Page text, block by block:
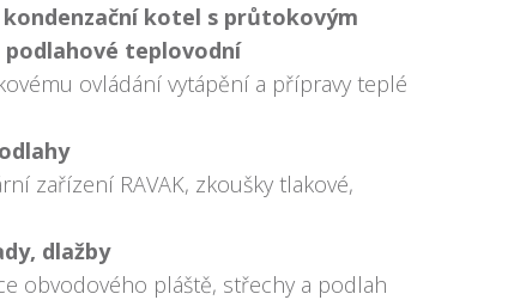
kotel s průtokovým
teplovodní
ovládání vytápění a přípravy teplé
zařízení RAVAK, zkoušky tlakové,
dlažby
obvodového pláště, střechy a podlah